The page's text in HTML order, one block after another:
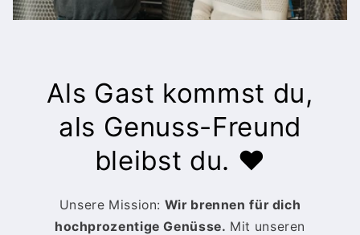
Als Gast kommst du,
als Genuss-Freund
bleibst du. ❤️
Unsere Mission: Wir brennen für dich
hochprozentige Genüsse. Mit unseren